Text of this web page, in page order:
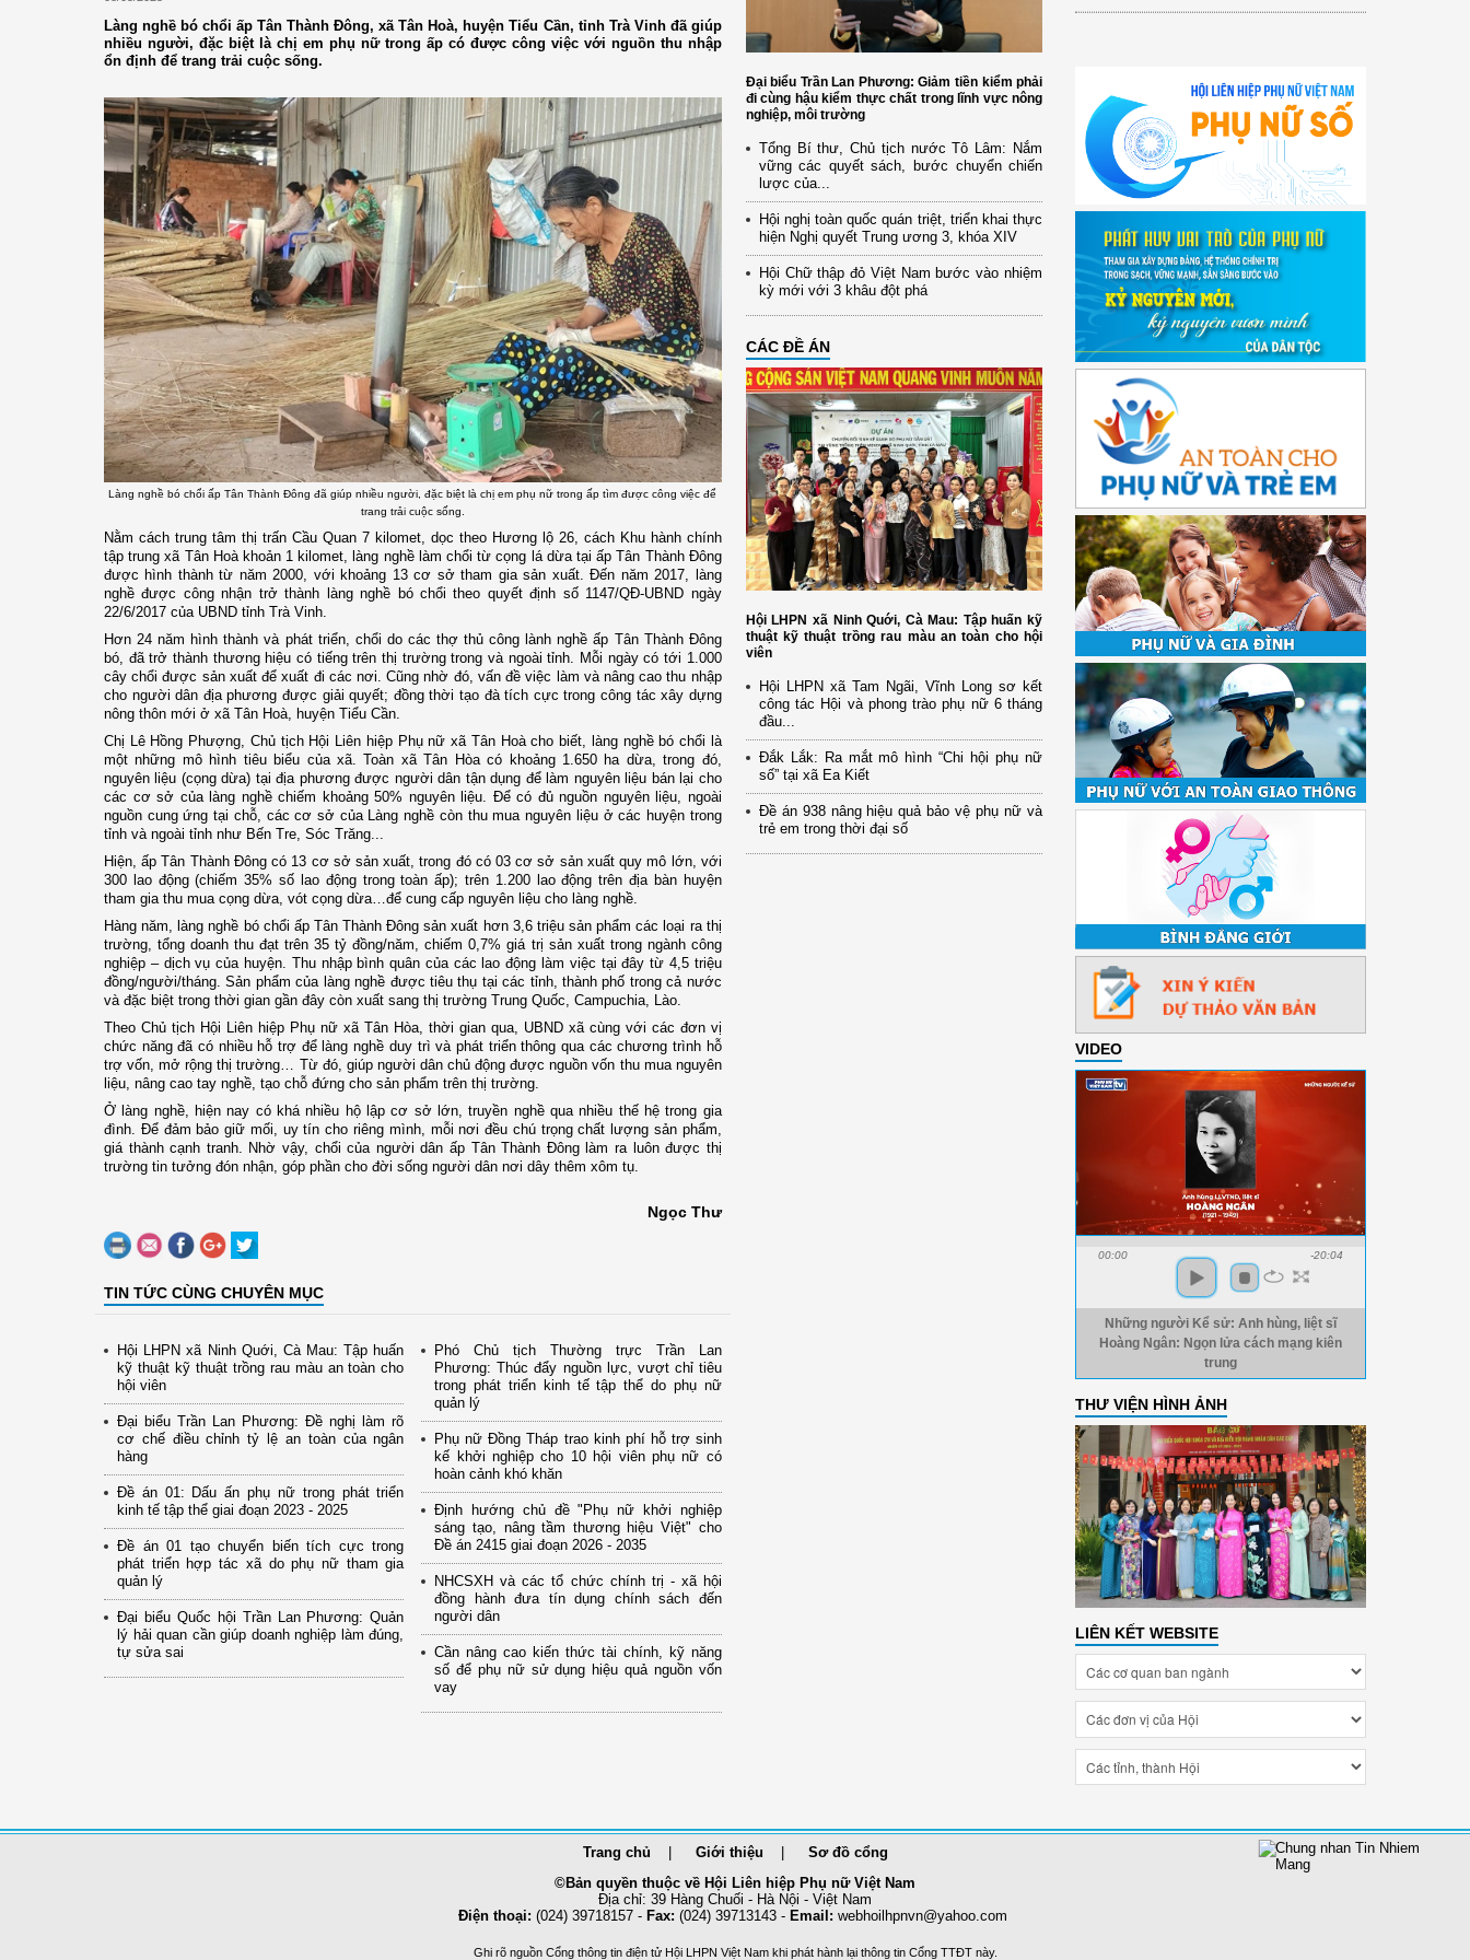
Làng nghề bó chổi ấp Tân Thành Đông, xã Tân Hoà, huyện Tiểu Cần, tỉnh Trà Vinh đã giúp
nhiều người, đặc biệt là chị em phụ nữ trong ấp có được công việc với nguồn thu nhập
ổn định để trang trải cuộc sống.
Làng nghề bó chổi ấp Tân Thành Đông đã giúp nhiều người, đặc biệt là chị em phụ nữ trong ấp tìm được công việc để
trang trải cuộc sống.
Nằm cách trung tâm thị trấn Cầu Quan 7 kilomet, dọc theo Hương lộ 26, cách Khu hành chính
tập trung xã Tân Hoà khoản 1 kilomet, làng nghề làm chổi từ cọng lá dừa tại ấp Tân Thành Đông
được hình thành từ năm 2000, với khoảng 13 cơ sở tham gia sản xuất. Đến năm 2017, làng
nghề được công nhận trở thành làng nghề bó chổi theo quyết định số 1147/QĐ-UBND ngày
22/6/2017 của UBND tỉnh Trà Vinh.
Hơn 24 năm hình thành và phát triển, chổi do các thợ thủ công lành nghề ấp Tân Thành Đông
bó, đã trở thành thương hiệu có tiếng trên thị trường trong và ngoài tỉnh. Mỗi ngày có tới 1.000
cây chổi được sản xuất để xuất đi các nơi. Cũng nhờ đó, vấn đề việc làm và nâng cao thu nhập
cho người dân địa phương được giải quyết; đồng thời tạo đà tích cực trong công tác xây dựng
nông thôn mới ở xã Tân Hoà, huyện Tiểu Cần.
Chị Lê Hồng Phượng, Chủ tịch Hội Liên hiệp Phụ nữ xã Tân Hoà cho biết, làng nghề bó chổi là
một những mô hình tiêu biểu của xã. Toàn xã Tân Hòa có khoảng 1.650 ha dừa, trong đó,
nguyên liệu (cọng dừa) tại địa phương được người dân tận dụng để làm nguyên liệu bán lại cho
các cơ sở của làng nghề chiếm khoảng 50% nguyên liệu. Để có đủ nguồn nguyên liệu, ngoài
nguồn cung ứng tại chỗ, các cơ sở của Làng nghề còn thu mua nguyên liệu ở các huyện trong
tỉnh và ngoài tỉnh như Bến Tre, Sóc Trăng...
Hiện, ấp Tân Thành Đông có 13 cơ sở sản xuất, trong đó có 03 cơ sở sản xuất quy mô lớn, với
300 lao động (chiếm 35% số lao động trong toàn ấp); trên 1.200 lao động trên địa bàn huyện
tham gia thu mua cọng dừa, vót cọng dừa…để cung cấp nguyên liệu cho làng nghề.
Hàng năm, làng nghề bó chổi ấp Tân Thành Đông sản xuất hơn 3,6 triệu sản phẩm các loại ra thị
trường, tổng doanh thu đạt trên 35 tỷ đồng/năm, chiếm 0,7% giá trị sản xuất trong ngành công
nghiệp – dịch vụ của huyện. Thu nhập bình quân của các lao động làm việc tại đây từ 4,5 triệu
đồng/người/tháng. Sản phẩm của làng nghề được tiêu thụ tại các tỉnh, thành phố trong cả nước
và đặc biệt trong thời gian gần đây còn xuất sang thị trường Trung Quốc, Campuchia, Lào.
Theo Chủ tịch Hội Liên hiệp Phụ nữ xã Tân Hòa, thời gian qua, UBND xã cùng với các đơn vị
chức năng đã có nhiều hỗ trợ để làng nghề duy trì và phát triển thông qua các chương trình hỗ
trợ vốn, mở rộng thị trường… Từ đó, giúp người dân chủ động được nguồn vốn thu mua nguyên
liệu, nâng cao tay nghề, tạo chỗ đứng cho sản phẩm trên thị trường.
Ở làng nghề, hiện nay có khá nhiều hộ lập cơ sở lớn, truyền nghề qua nhiều thế hệ trong gia
đình. Để đảm bảo giữ mối, uy tín cho riêng mình, mỗi nơi đều chú trọng chất lượng sản phẩm,
giá thành cạnh tranh. Nhờ vậy, chổi của người dân ấp Tân Thành Đông làm ra luôn được thị
trường tin tưởng đón nhận, góp phần cho đời sống người dân nơi dây thêm xôm tụ.
Ngọc Thư
TIN TỨC CÙNG CHUYÊN MỤC
Hội LHPN xã Ninh Quới, Cà Mau: Tập huấn
kỹ thuật kỹ thuật trồng rau màu an toàn cho
hội viên
Đại biểu Trần Lan Phương: Đề nghị làm rõ
cơ chế điều chỉnh tỷ lệ an toàn của ngân
hàng
Đề án 01: Dấu ấn phụ nữ trong phát triển
kinh tế tập thể giai đoạn 2023 - 2025
Đề án 01 tạo chuyển biến tích cực trong
phát triển hợp tác xã do phụ nữ tham gia
quản lý
Đại biểu Quốc hội Trần Lan Phương: Quản
lý hải quan cần giúp doanh nghiệp làm đúng,
tự sửa sai
Phó Chủ tịch Thường trực Trần Lan
Phương: Thúc đẩy nguồn lực, vượt chỉ tiêu
trong phát triển kinh tế tập thể do phụ nữ
quản lý
Phụ nữ Đồng Tháp trao kinh phí hỗ trợ sinh
kế khởi nghiệp cho 10 hội viên phụ nữ có
hoàn cảnh khó khăn
Định hướng chủ đề "Phụ nữ khởi nghiệp
sáng tạo, nâng tầm thương hiệu Việt" cho
Đề án 2415 giai đoạn 2026 - 2035
NHCSXH và các tổ chức chính trị - xã hội
đồng hành đưa tín dụng chính sách đến
người dân
Cần nâng cao kiến thức tài chính, kỹ năng
số để phụ nữ sử dụng hiệu quả nguồn vốn
vay
Đại biểu Trần Lan Phương: Giảm tiền kiểm phải
đi cùng hậu kiểm thực chất trong lĩnh vực nông
nghiệp, môi trường
Tổng Bí thư, Chủ tịch nước Tô Lâm: Nắm
vững các quyết sách, bước chuyển chiến
lược của...
Hội nghị toàn quốc quán triệt, triển khai thực
hiện Nghị quyết Trung ương 3, khóa XIV
Hội Chữ thập đỏ Việt Nam bước vào nhiệm
kỳ mới với 3 khâu đột phá
CÁC ĐỀ ÁN
Hội LHPN xã Ninh Quới, Cà Mau: Tập huấn kỹ
thuật kỹ thuật trồng rau màu an toàn cho hội
viên
Hội LHPN xã Tam Ngãi, Vĩnh Long sơ kết
công tác Hội và phong trào phụ nữ 6 tháng
đầu...
Đắk Lắk: Ra mắt mô hình “Chi hội phụ nữ
số” tại xã Ea Kiết
Đề án 938 nâng hiệu quả bảo vệ phụ nữ và
trẻ em trong thời đại số
VIDEO
00:00 -20:04
Những người Kể sử: Anh hùng, liệt sĩ
Hoàng Ngân: Ngọn lửa cách mạng kiên
trung
THƯ VIỆN HÌNH ẢNH
LIÊN KẾT WEBSITE
Trang chủ Giới thiệu
Sơ đồ cổng
©Bản quyền thuộc về Hội Liên hiệp Phụ nữ Việt Nam
Địa chỉ: 39 Hàng Chuối - Hà Nội - Việt Nam
Điện thoại: (024) 39718157 - Fax: (024) 39713143 - Email: webhoilhpnvn@yahoo.com
Ghi rõ nguồn Cổng thông tin điện tử Hội LHPN Việt Nam khi phát hành lại thông tin Cổng TTĐT này.